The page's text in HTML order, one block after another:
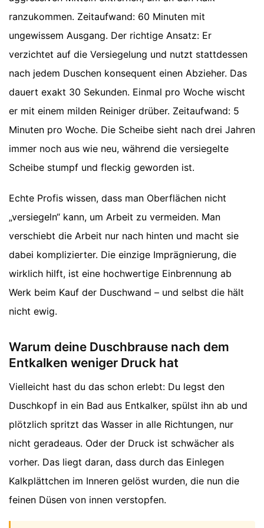
ranzukommen. Zeitaufwand: 60 Minuten mit
ungewissem Ausgang. Der richtige Ansatz: Er
verzichtet auf die Versiegelung und nutzt stattdessen
nach jedem Duschen konsequent einen Abzieher. Das
dauert exakt 30 Sekunden. Einmal pro Woche wischt
er mit einem milden Reiniger drüber. Zeitaufwand: 5
Minuten pro Woche. Die Scheibe sieht nach drei Jahren
immer noch aus wie neu, während die versiegelte
Scheibe stumpf und fleckig geworden ist.
Echte Profis wissen, dass man Oberflächen nicht
„versiegeln“ kann, um Arbeit zu vermeiden. Man
verschiebt die Arbeit nur nach hinten und macht sie
dabei komplizierter. Die einzige Imprägnierung, die
wirklich hilft, ist eine hochwertige Einbrennung ab
Werk beim Kauf der Duschwand – und selbst die hält
nicht ewig.
Warum deine Duschbrause nach dem
Entkalken weniger Druck hat
Vielleicht hast du das schon erlebt: Du legst den
Duschkopf in ein Bad aus Entkalker, spülst ihn ab und
plötzlich spritzt das Wasser in alle Richtungen, nur
nicht geradeaus. Oder der Druck ist schwächer als
vorher. Das liegt daran, dass durch das Einlegen
Kalkplättchen im Inneren gelöst wurden, die nun die
feinen Düsen von innen verstopfen.